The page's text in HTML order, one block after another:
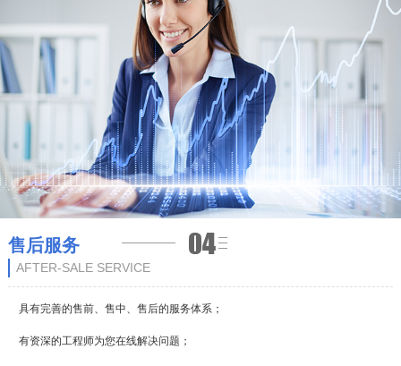
售后服务
AFTER-SALE SERVICE
具有完善的售前、售中、售后的服务体系；
有资深的工程师为您在线解决问题；